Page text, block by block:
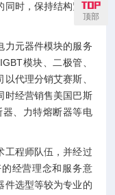
同时，保持结构紧凑
力元器件模块的服务
模块、二极管、
代理分销艾赛斯、
时经营销售美国巴斯
、力特熔断器等电
程师队伍，并经过
经营理念和服务意
件选型等较为专业的
顶部